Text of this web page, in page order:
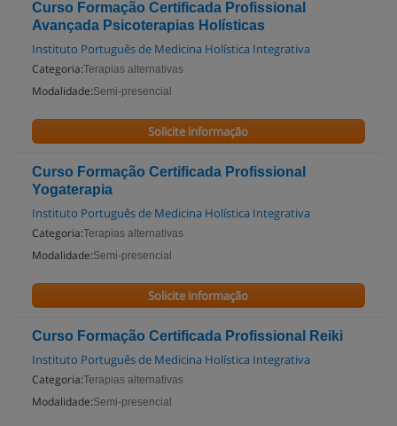
Curso Formação Certificada Profissional
Avançada Psicoterapias Holísticas
Instituto Português de Medicina Holística Integrativa
Categoria:Terapias alternativas
Modalidade:Semi-presencial
Solicite informação
Curso Formação Certificada Profissional
Yogaterapia
Instituto Português de Medicina Holística Integrativa
Categoria:Terapias alternativas
Modalidade:Semi-presencial
Solicite informação
Curso Formação Certificada Profissional Reiki
Instituto Português de Medicina Holística Integrativa
Categoria:Terapias alternativas
Modalidade:Semi-presencial